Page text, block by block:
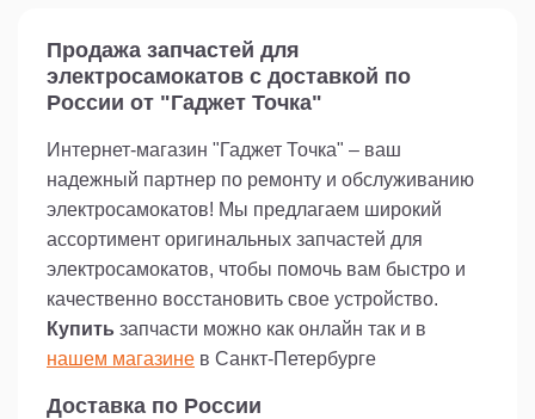
Продажа запчастей для
электросамокатов с доставкой по
России от "Гаджет Точка"
Интернет-магазин "Гаджет Точка" – ваш
надежный партнер по ремонту и обслуживанию
электросамокатов! Мы предлагаем широкий
ассортимент оригинальных запчастей для
электросамокатов, чтобы помочь вам быстро и
качественно восстановить свое устройство.
Купить запчасти можно как онлайн так и в
нашем магазине в Санкт-Петербурге
Доставка по России